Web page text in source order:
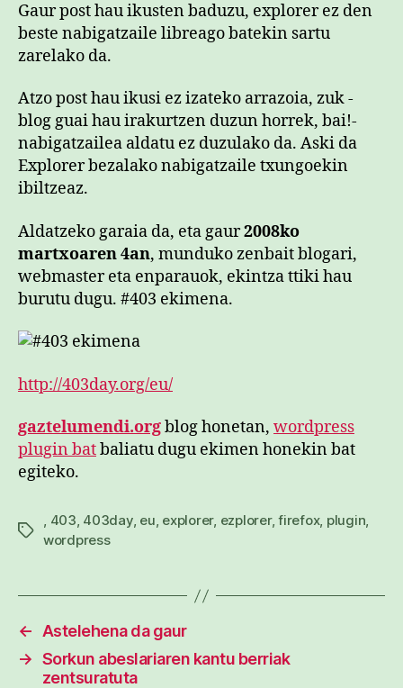
Gaur post hau ikusten baduzu, explorer ez den
beste nabigatzaile libreago batekin sartu
zarelako da.
Atzo post hau ikusi ez izateko arrazoia, zuk -
blog guai hau irakurtzen duzun horrek, bai!-
nabigatzailea aldatu ez duzulako da. Aski da
Explorer bezalako nabigatzaile txungoekin
ibiltzeaz.
Aldatzeko garaia da, eta gaur2008ko
martxoaren 4an, munduko zenbait blogari,
webmaster eta enparauok, ekintza ttiki hau
burutu dugu. #403 ekimena.
http://403day.org/eu/
gaztelumendi.orgblog honetan, wordpress
plugin batbaliatu dugu ekimen honekin bat
egiteko.
Etiketak
, 403, 403day, eu, explorer, ezplorer,firefox, plugin,
wordpress
←
Astelehena da gaur
→ Sorkun abeslariaren kantu berriak
zentsuratuta